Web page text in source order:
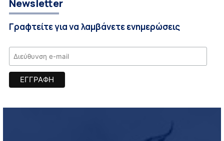
Newsletter
Γραφτείτε για να λαμβάνετε ενημερώσεις